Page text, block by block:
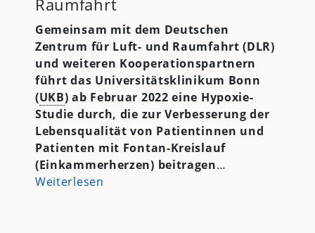
Gemeinsam mit dem Deutschen
Zentrum für Luft- und Raumfahrt (DLR)
und weiteren Kooperationspartnern
führt das Universitätsklinikum Bonn
(UKB) ab Februar 2022 eine Hypoxie-
Studie durch, die zur Verbesserung der
Lebensqualität von Patientinnen und
Patienten mit Fontan-Kreislauf
(Einkammerherzen) beitragen…
Weiterlesen